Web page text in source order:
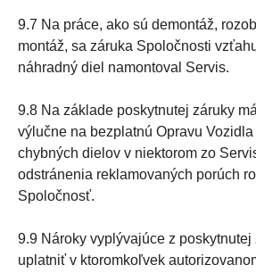
9.7 Na práce, ako sú demontáž,
montáž, sa záruka Spoločnosti
náhradný diel namontoval Servis.
9.8 Na základe poskytnutej záruky
výlučne na bezplatnú Opravu
chybných dielov v niektorom zo
odstránenia reklamovaných porúch
Spoločnosť.
9.9 Nároky vyplývajúce z poskytnutej
uplatniť v ktoromkoľvek